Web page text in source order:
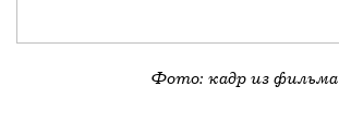
Фото: кадр из фильма